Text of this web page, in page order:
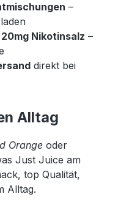
–
Nikotinsalz –
direkt bei
Alltag
Orange oder
Just Juice am
top Qualität,
Alltag.